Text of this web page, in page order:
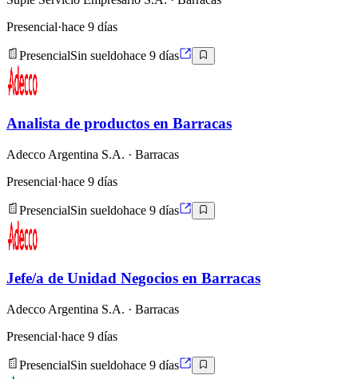
Presencial·hace 9 días
PresencialSin sueldohace 9 días
Analista de productos en Barracas
Adecco Argentina S.A. · Barracas
Presencial·hace 9 días
PresencialSin sueldohace 9 días
Jefe/a de Unidad Negocios en Barracas
Adecco Argentina S.A. · Barracas
Presencial·hace 9 días
PresencialSin sueldohace 9 días